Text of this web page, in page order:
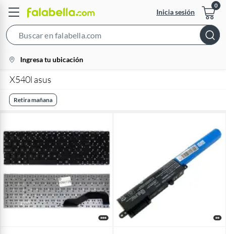
Inicia sesión
Bar
location-
icon
Ingresa tu ubicación
X540l asus
Retira mañana